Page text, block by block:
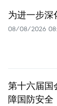
为进一步深
08/08/2026
第十六届国
障国防安全